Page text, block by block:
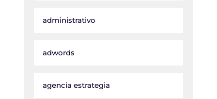
administrativo
adwords
agencia estrategia